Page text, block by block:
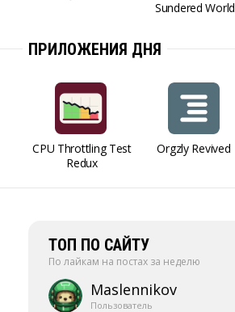
Sundered World
ПРИЛОЖЕНИЯ ДНЯ
CPU Throttling Test
Redux
Orgzly Revived
ТОП ПО САЙТУ
По лайкам на постах за неделю
Maslennikov
Пользователь